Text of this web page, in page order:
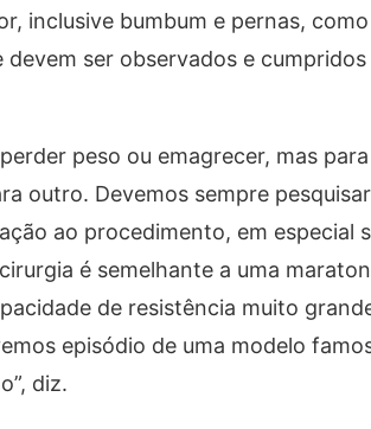
inclusive bumbum e pernas,
ser observados e cumpridos
peso ou emagrecer, mas para
outro. Devemos sempre
ao procedimento, em especial
é semelhante a uma
de resistência muito
episódio de uma modelo
diz.